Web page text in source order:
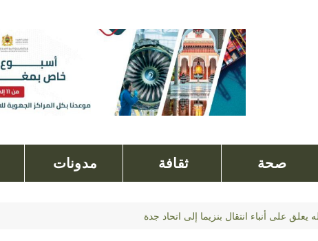
صحة ثقافة مدونات
يعلق على أنباء انتقال بنزيما إلى اتحاد جدة